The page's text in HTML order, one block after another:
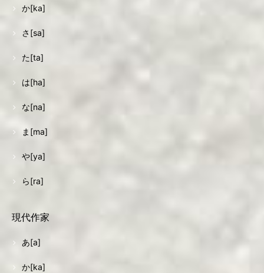
か[ka]
さ[sa]
た[ta]
は[ha]
な[na]
ま[ma]
や[ya]
ら[ra]
現代作家
あ[a]
か[ka]